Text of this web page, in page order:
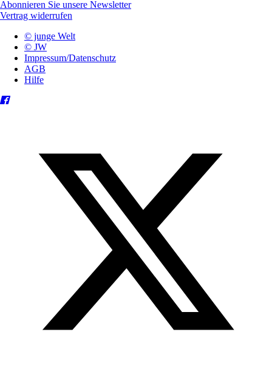
Abonnieren Sie unsere Newsletter
Vertrag widerrufen
© junge Welt
© JW
Impressum/Datenschutz
AGB
Hilfe